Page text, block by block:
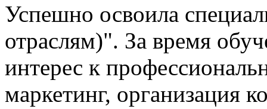
Успешно освоила
отраслям)". За время
интерес к
маркетинг, организация